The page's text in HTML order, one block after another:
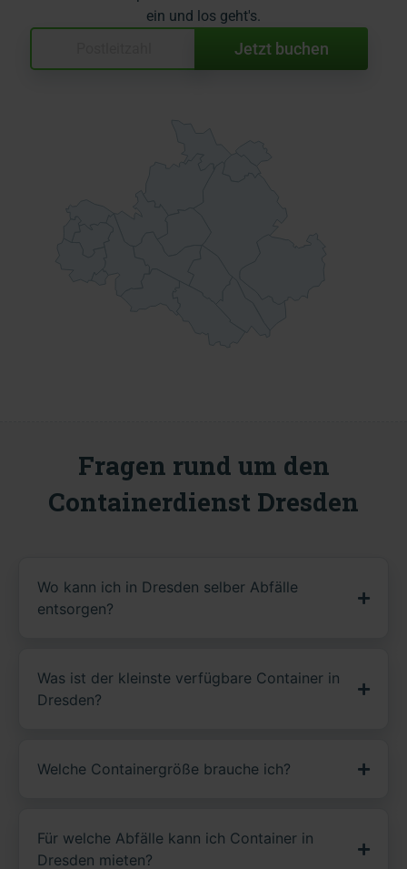
ein und los geht's.
Jetzt buchen
Fragen rund um den
Containerdienst Dresden
Wo kann ich in Dresden selber Abfälle
entsorgen?
Was ist der kleinste verfügbare Container in
Dresden?
Welche Containergröße brauche ich?
Für welche Abfälle kann ich Container in
Dresden mieten?